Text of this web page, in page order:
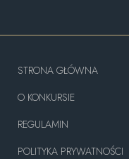
STRONA GŁÓWNA
O KONKURSIE
REGULAMIN
POLITYKA PRYWATNOŚCI